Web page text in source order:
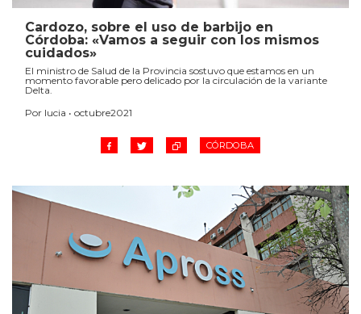
Cardozo, sobre el uso de barbijo en
Córdoba: «Vamos a seguir con los mismos
cuidados»
El ministro de Salud de la Provincia sostuvo que estamos en un
momento favorable pero delicado por la circulación de la variante
Delta.
Por lucia • octubre2021
CÓRDOBA